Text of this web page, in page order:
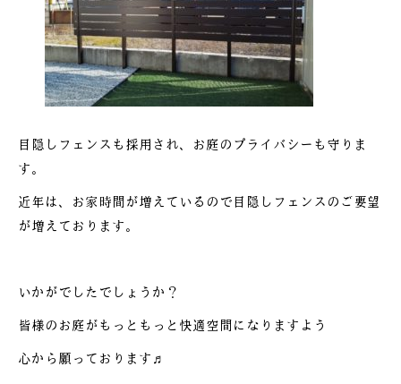
目隠しフェンスも採用され、お庭のプライバシーも守りま
す。
近年は、お家時間が増えているので目隠しフェンスのご要望
が増えております。
いかがでしたでしょうか？
皆様のお庭がもっともっと快適空間になりますよう
心から願っております♬